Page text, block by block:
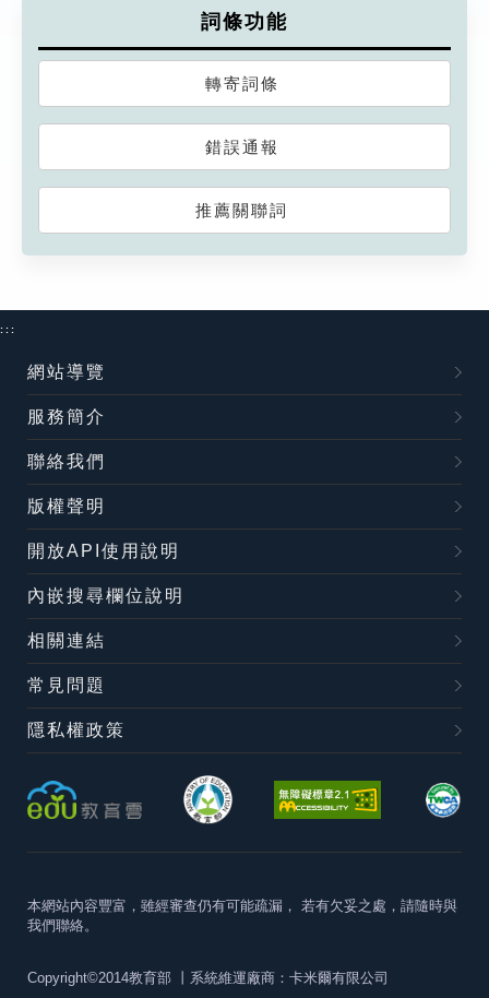
詞條功能
轉寄詞條
錯誤通報
推薦關聯詞
:::
網站導覽
服務簡介
聯絡我們
版權聲明
開放API使用說明
內嵌搜尋欄位說明
相關連結
常見問題
隱私權政策
本網站內容豐富，雖經審查仍有可能疏漏， 若有欠妥之處，請隨時與
我們聯絡。
Copyright©2014教育部 丨系統維運廠商：卡米爾有限公司